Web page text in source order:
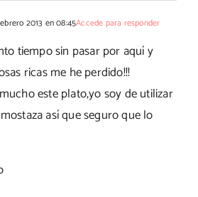
2013 en 08:45Accede para responder
tiempo sin pasar por aquí y
ricas me he perdido!!!
este plato,yo soy de utilizar
así que seguro que lo